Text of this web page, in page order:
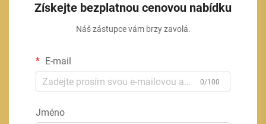
Získejte bezplatnou cenovou nabídku
Náš zástupce vám brzy zavolá.
E-mail
0/100
Jméno